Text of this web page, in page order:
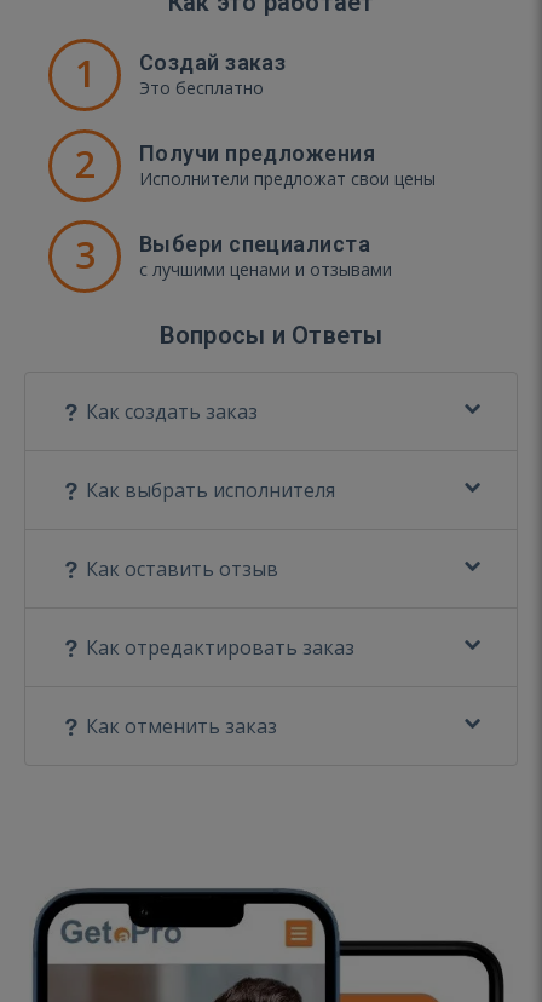
1 Создай заказ
Это бесплатно
2 Получи предложения
Исполнители предложат свои цены
3 Выбери специалиста
с лучшими ценами и отзывами
Вопросы и Ответы
Как создать заказ
Как выбрать исполнителя
Как оставить отзыв
Как отредактировать заказ
Как отменить заказ